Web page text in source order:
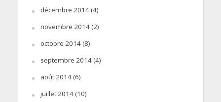
décembre 2014(4)
novembre 2014(2)
octobre 2014(8)
septembre 2014(4)
août 2014(6)
juillet 2014(10)